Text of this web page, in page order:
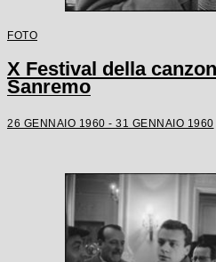
FOTO
X Festival della
Sanremo
26 GENNAIO 1960 - 31 GENNAIO 1960